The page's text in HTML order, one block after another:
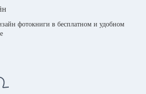
фотокниги в бесплатном и удобном